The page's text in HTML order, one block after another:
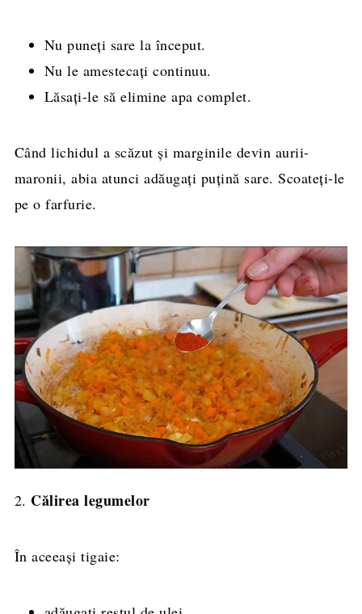
Nu puneți sare la început.
Nu le amestecați continuu.
Lăsați-le să elimine apa complet.
Când lichidul a scăzut și marginile devin aurii-
maronii, abia atunci adăugați puțină sare. Scoateți-le
pe o farfurie.
2. Călirea legumelor
În aceeași tigaie: